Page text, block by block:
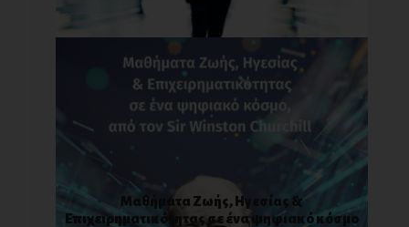
Μαθήματα Ζωής, Ηγεσίας &
Επιχειρηματικότητας σε ένα ψηφιακό κόσμο